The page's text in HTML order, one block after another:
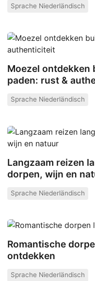
Sprache Niederländisch
Moezel ontdekken
paden: rust &
Sprache Niederländisch
Langzaam reizen
dorpen, wijn en
Sprache Niederländisch
Romantische
ontdekken
Sprache Niederländisch